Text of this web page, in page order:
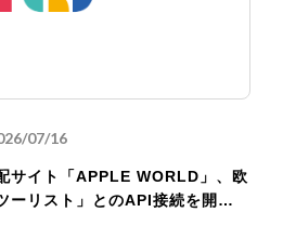
07/16
サイト「APPLE WORLD」、欧
ーリスト」とのAPI接続を開…